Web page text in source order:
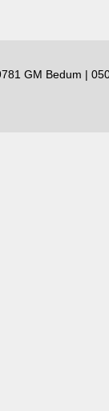
GM Bedum |